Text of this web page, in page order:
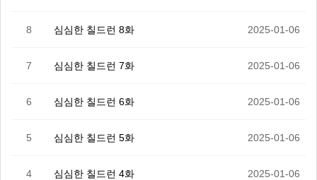
8 심심한 칠드런 8화 2025-01-06
7 심심한 칠드런 7화 2025-01-06
6 심심한 칠드런 6화 2025-01-06
5 심심한 칠드런 5화 2025-01-06
4 심심한 칠드런 4화 2025-01-06